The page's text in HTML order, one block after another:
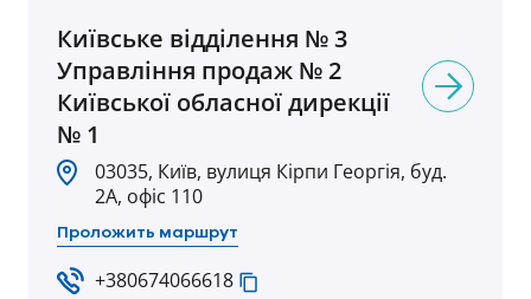
Київське вiддiлення № 3
Управлiння продаж № 2
Київської обласної дирекцiї
№ 1
03035, Київ, вулиця Кірпи Георгія, буд.
2А, офіс 110
Проложить маршрут
+380674066618